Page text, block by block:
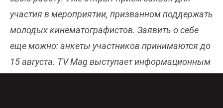
участия в мероприятии, призванном поддержать
молодых кинематографистов. Заявить о себе
еще можно: анкеты участников принимаются до
15 августа. TV Mag выступает информационным